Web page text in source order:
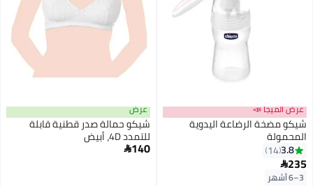
عرض الميجا 📣
شيكو مضخة الرضاعة اليدوية
المحمولة
3.8
14
235
3–6 أشهر
عرض
شيكو حمالة صدر قطنية قابلة
للتمدد 4D، أبيض
140